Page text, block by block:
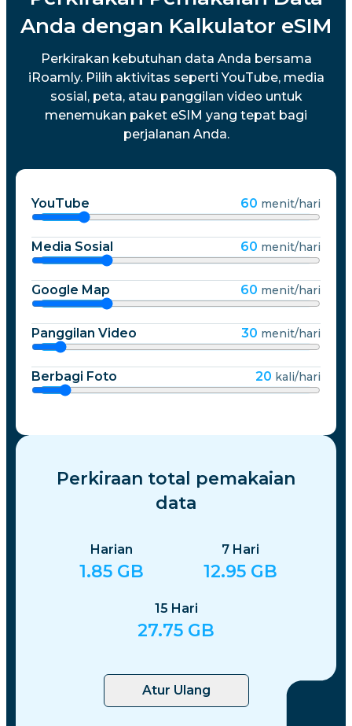
Anda dengan Kalkulator eSIM
Perkirakan kebutuhan data Anda bersama
iRoamly. Pilih aktivitas seperti YouTube, media
sosial, peta, atau panggilan video untuk
menemukan paket eSIM yang tepat bagi
perjalanan Anda.
YouTube 60 menit/hari
Media Sosial 60 menit/hari
Google Map 60 menit/hari
Panggilan Video 30 menit/hari
Berbagi Foto 20 kali/hari
Perkiraan total pemakaian
data
Harian
1.85 GB
7 Hari
12.95 GB
15 Hari
27.75 GB
Atur Ulang